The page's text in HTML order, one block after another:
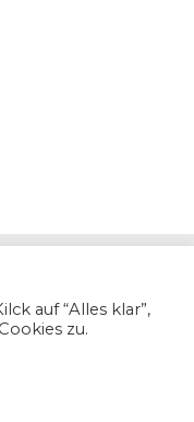
| All Rights
auf “Alles klar”,
zu.